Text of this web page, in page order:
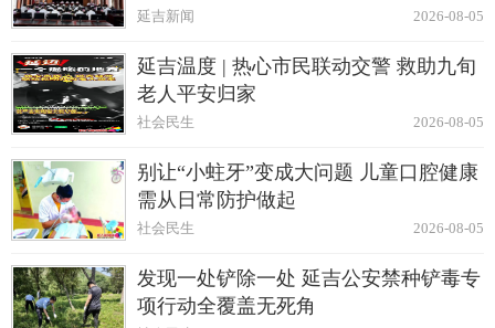
2026-08-05
延吉新闻
延吉温度 | 热心市民联动交警 救助九旬
老人平安归家
2026-08-05
社会民生
别让“小蛀牙”变成大问题 儿童口腔健康
需从日常防护做起
2026-08-05
社会民生
发现一处铲除一处 延吉公安禁种铲毒专
项行动全覆盖无死角